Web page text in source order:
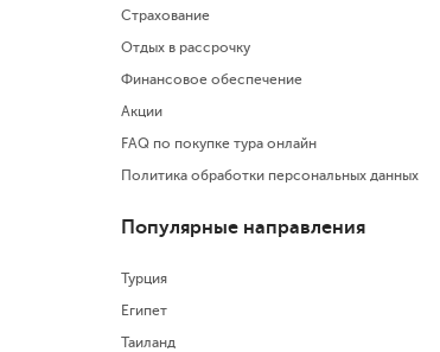
Страхование
Отдых в рассрочку
Финансовое обеспечение
Акции
FAQ по покупке тура онлайн
Политика обработки персональных данных
Популярные направления
Турция
Египет
Таиланд